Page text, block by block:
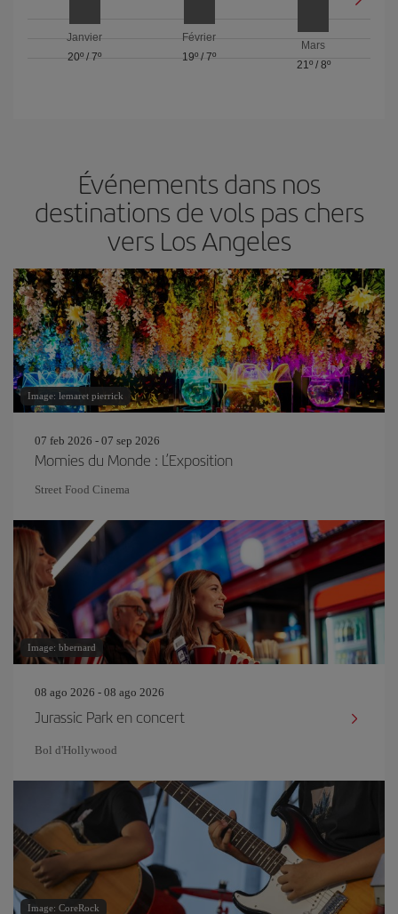
Janvier
20º /7º
Février
19º / 7º
Mars
21º/ 8º
Événements dans nos
destinations de vols pas chers
vers Los Angeles
Image: lemaret pierrick
07 feb 2026 - 07 sep 2026
Momies du Monde : L’Exposition
Street Food Cinema
Image: bbernard
08 ago 2026 - 08 ago 2026
Jurassic Park en concert
Bol d'Hollywood
Image: CoreRock